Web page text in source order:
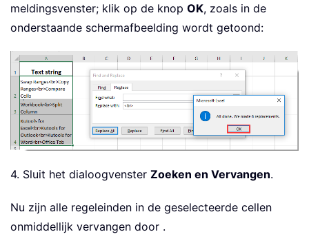
meldingsvenster; klik op de knop OK, zoals in de
onderstaande schermafbeelding wordt getoond:
4. Sluit het dialoogvenster Zoeken en Vervangen.
Nu zijn alle regeleinden in de geselecteerde cellen
onmiddellijk vervangen door .